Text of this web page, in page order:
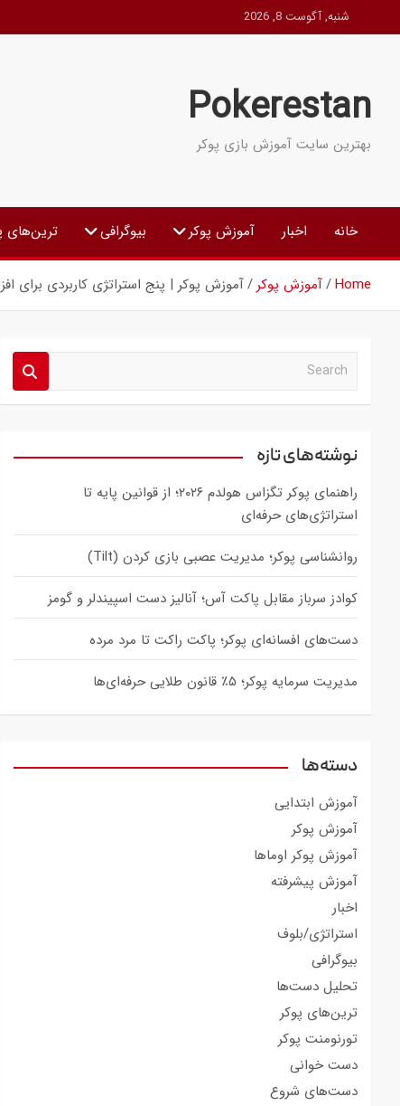
to
شنبه, آگوست 8, 2026
Pokerestan
بهترین سایت آموزش بازی پوکر
خانه اخبار آموزش پوکر بیوگرافی ترین‌های
Home آموزش پوکر آموزش پوکر | پنج استراتژی کاربردی برای
a
c
نوشته‌های تازه
راهنمای پوکر تگزاس هولدم ۲۰۲۶؛ از قوانین پایه تا
استراتژی‌های حرفه‌ای
روانشناسی پوکر؛ مدیریت عصبی بازی کردن (Tilt)
کوادز سرباز مقابل پاکت آس؛ آنالیز دست اسپیندلر و گومز
دست‌های افسانه‌ای پوکر؛ پاکت راکت تا مرد مرده
مدیریت سرمایه پوکر؛ ۵٪ قانون طلایی حرفه‌ای‌ها
دسته‌ها
آموزش ابتدایی
آموزش پوکر
آموزش پوکر اوماها
آموزش پیشرفته
اخبار
استراتژی/بلوف
بیوگرافی
تحلیل دست‌ها
ترین‌های پوکر
تورنومنت پوکر
دست خوانی
دست‌های شروع